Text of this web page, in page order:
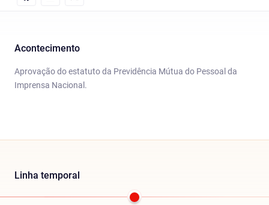
Acontecimento
Aprovação do estatuto da Previdência Mútua do Pessoal da
Imprensa Nacional.
Linha temporal